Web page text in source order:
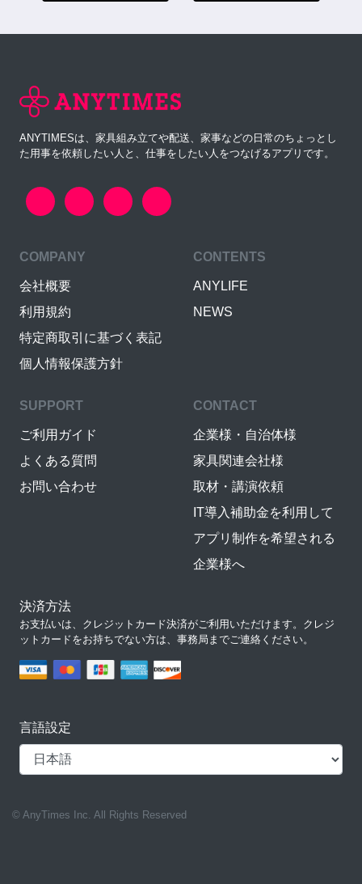
ANYTIMESは、家具組み立てや配送、家事などの日常のちょっとし
た用事を依頼したい人と、仕事をしたい人をつなげるアプリです。
COMPANY
会社概要
利用規約
特定商取引に基づく表記
個人情報保護方針
CONTENTS
ANYLIFE
NEWS
SUPPORT
ご利用ガイド
よくある質問
お問い合わせ
CONTACT
企業様・自治体様
家具関連会社様
取材・講演依頼
IT導入補助金を利用して
アプリ制作を希望される
企業様へ
決済方法
お支払いは、クレジットカード決済がご利用いただけます。クレジ
ットカードをお持ちでない方は、事務局までご連絡ください。
言語設定
© AnyTimes Inc. All Rights Reserved